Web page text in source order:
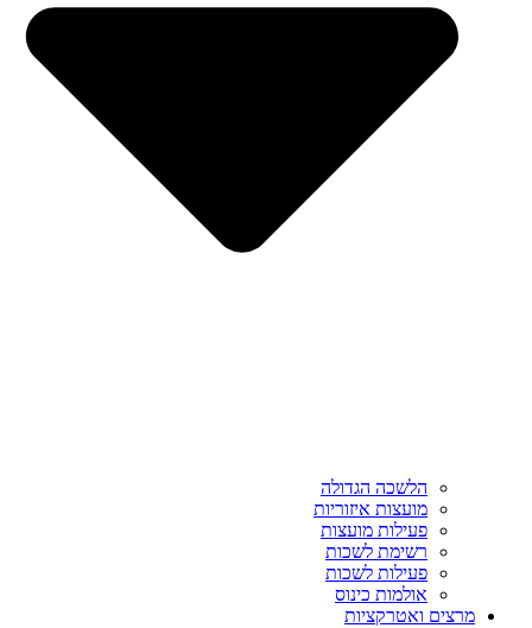
הלשכה הגדולה
מועצות איזוריות
פעילות מועצות
רשימת לשכות
פעילות לשכות
אולמות כינוס
מרצים ואטרקציות